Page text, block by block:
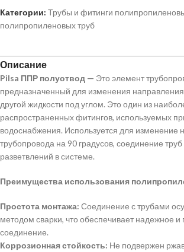
Категории: Трубы и фитинги
полипропиленовых труб
Описание
Pilsa ППР полуотвод — Это элемент
предназначенный для изменения
другой жидкости под углом. Это один из
распространенных фитингов, используемых
водоснабжения. Используется для изменение
трубопровода на 90 градусов, соединение
разветвлений в системе.
Преимущества использования
Простота монтажа: Соединение с трубами
методом сварки, что обеспечивает надежное и
соединение.
Коррозионная стойкость: Не подвержен